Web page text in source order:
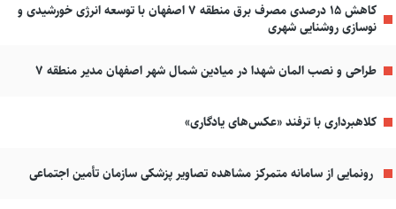
کاهش ۱۵ درصدی مصرف برق منطقه ۷ اصفهان با توسعه انرژی خورشیدی و
نوسازی روشنایی شهری
طراحی و نصب المان شهدا در میادین شمال شهر اصفهان مدیر منطقه ۷
کلاهبرداری با ترفند «عکس‌های یادگاری»
رونمایی از سامانه متمرکز مشاهده تصاویر پزشکی سازمان تأمین اجتماعی